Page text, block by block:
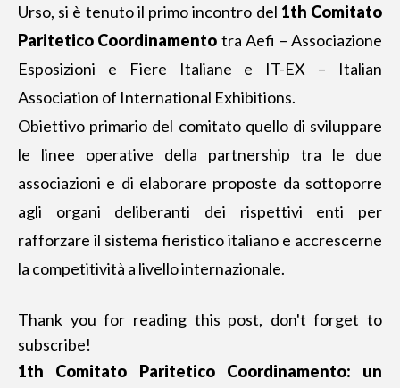
Urso, si è tenuto il primo incontro del 1th Comitato
Paritetico Coordinamento tra Aefi – Associazione
Esposizioni e Fiere Italiane e IT-EX – Italian
Association of International Exhibitions.
Obiettivo primario del comitato quello di sviluppare
le linee operative della partnership tra le due
associazioni e di elaborare proposte da sottoporre
agli organi deliberanti dei rispettivi enti per
rafforzare il sistema fieristico italiano e accrescerne
la competitività a livello internazionale.
Thank you for reading this post, don't forget to
subscribe!
1th Comitato Paritetico Coordinamento: un